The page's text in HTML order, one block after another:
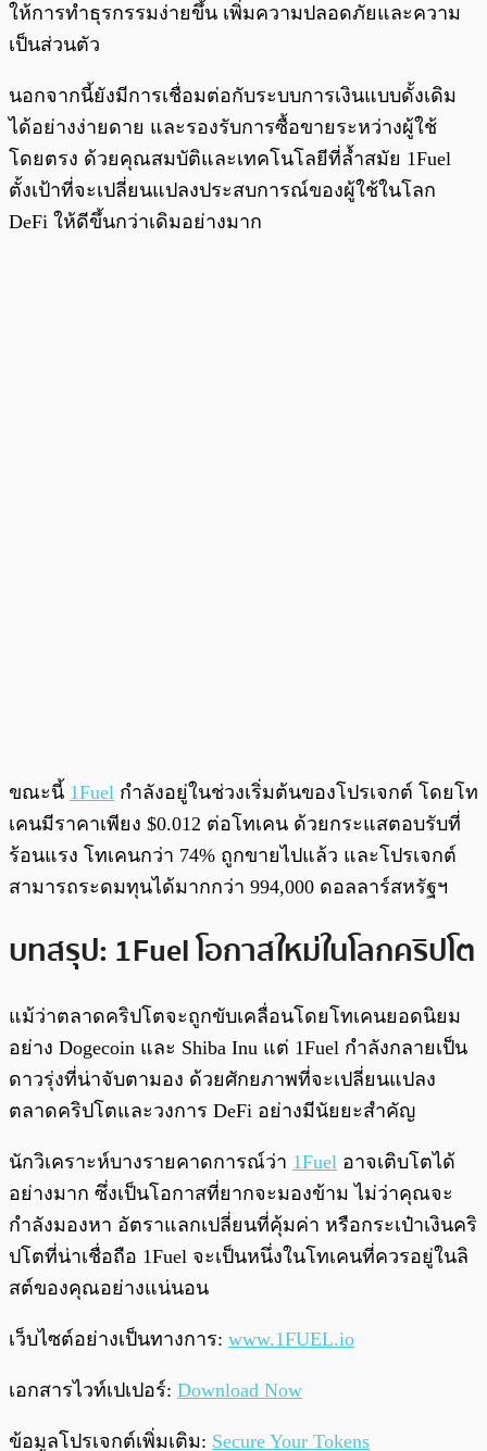
ให้การทำธุรกรรมง่ายขึ้น เพิ่มความปลอดภัยและความ
เป็นส่วนตัว
นอกจากนี้ยังมีการเชื่อมต่อกับระบบการเงินแบบดั้งเดิม
ได้อย่างง่ายดาย และรองรับการซื้อขายระหว่างผู้ใช้
โดยตรง ด้วยคุณสมบัติและเทคโนโลยีที่ล้ำสมัย 1Fuel
ตั้งเป้าที่จะเปลี่ยนแปลงประสบการณ์ของผู้ใช้ในโลก
DeFi ให้ดีขึ้นกว่าเดิมอย่างมาก
ขณะนี้ 1Fuel กำลังอยู่ในช่วงเริ่มต้นของโปรเจกต์ โดยโท
เคนมีราคาเพียง $0.012 ต่อโทเคน ด้วยกระแสตอบรับที่
ร้อนแรง โทเคนกว่า 74% ถูกขายไปแล้ว และโปรเจกต์
สามารถระดมทุนได้มากกว่า 994,000 ดอลลาร์สหรัฐฯ
บทสรุป: 1Fuel โอกาสใหม่ในโลกคริปโต
แม้ว่าตลาดคริปโตจะถูกขับเคลื่อนโดยโทเคนยอดนิยม
อย่าง Dogecoin และ Shiba Inu แต่ 1Fuel กำลังกลายเป็น
ดาวรุ่งที่น่าจับตามอง ด้วยศักยภาพที่จะเปลี่ยนแปลง
ตลาดคริปโตและวงการ DeFi อย่างมีนัยยะสำคัญ
นักวิเคราะห์บางรายคาดการณ์ว่า 1Fuel อาจเติบโตได้
อย่างมาก ซึ่งเป็นโอกาสที่ยากจะมองข้าม ไม่ว่าคุณจะ
กำลังมองหา อัตราแลกเปลี่ยนที่คุ้มค่า หรือกระเป๋าเงินคริ
ปโตที่น่าเชื่อถือ 1Fuel จะเป็นหนึ่งในโทเคนที่ควรอยู่ในลิ
สต์ของคุณอย่างแน่นอน
เว็บไซต์อย่างเป็นทางการ: www.1FUEL.io
เอกสารไวท์เปเปอร์: Download Now
ข้อมูลโปรเจกต์เพิ่มเติม: Secure Your Tokens